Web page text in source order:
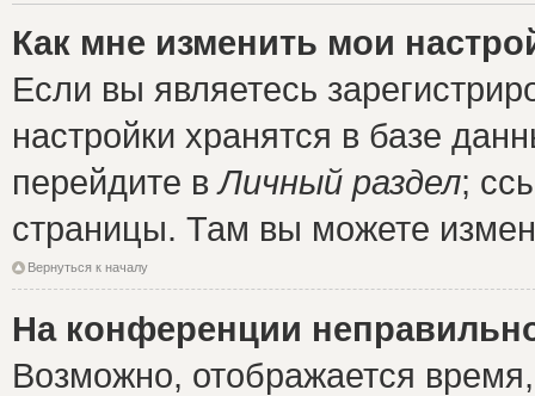
Как мне изменить мои
Если вы являетесь
настройки хранятся в базе
перейдите вЛичный раздел;
страницы. Там вы можете
Вернуться к началу
На конференции
Возможно, отображается